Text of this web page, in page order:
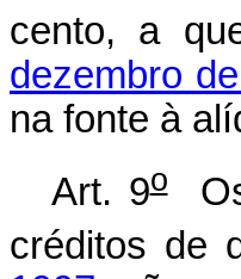
cento, a
dezembro
na fonte à
Art. 9oOs
créditos de